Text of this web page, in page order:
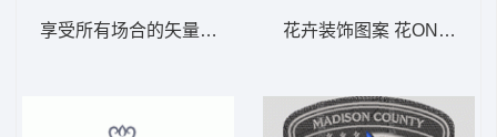
享受所有场合的矢量设计 被套 花卉装饰图案 花ONEFLLO